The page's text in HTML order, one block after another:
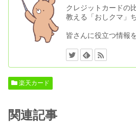
クレジットカードの
教える「おしクマ」
皆さんに役立つ情報
楽天カード
関連記事